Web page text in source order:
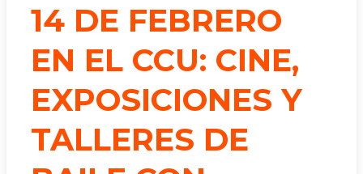
14 DE FEBRERO
EN EL CCU: CINE,
EXPOSICIONES Y
TALLERES DE